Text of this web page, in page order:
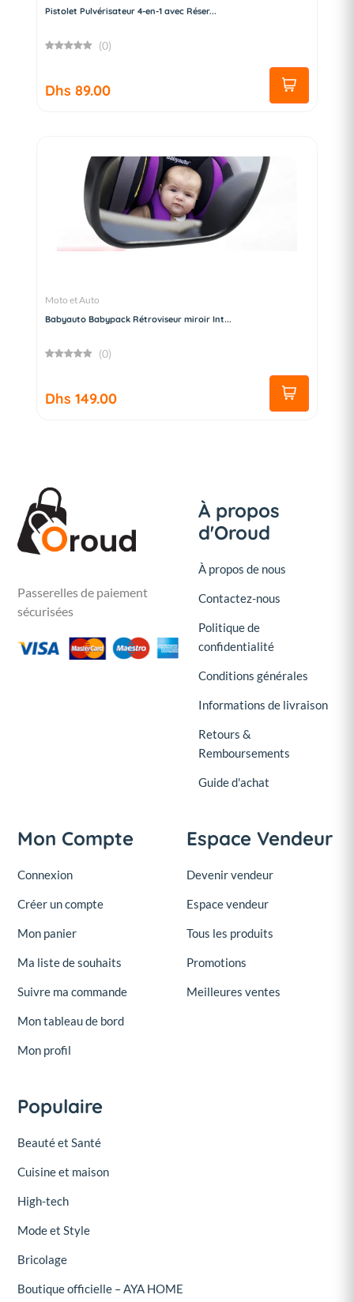
Pistolet Pulvérisateur 4-en-1 avec Réser...
(0)
Dhs 89.00
Moto et Auto
Babyauto Babypack Rétroviseur miroir Int...
(0)
Dhs 149.00
Passerelles de paiement
sécurisées
À propos
d'Oroud
À propos de nous
Contactez-nous
Politique de
confidentialité
Conditions générales
Informations de livraison
Retours &
Remboursements
Guide d'achat
Mon Compte
Connexion
Créer un compte
Mon panier
Ma liste de souhaits
Suivre ma commande
Mon tableau de bord
Mon profil
Espace Vendeur
Devenir vendeur
Espace vendeur
Tous les produits
Promotions
Meilleures ventes
Populaire
Beauté et Santé
Cuisine et maison
High-tech
Mode et Style
Bricolage
Boutique officielle – AYA HOME